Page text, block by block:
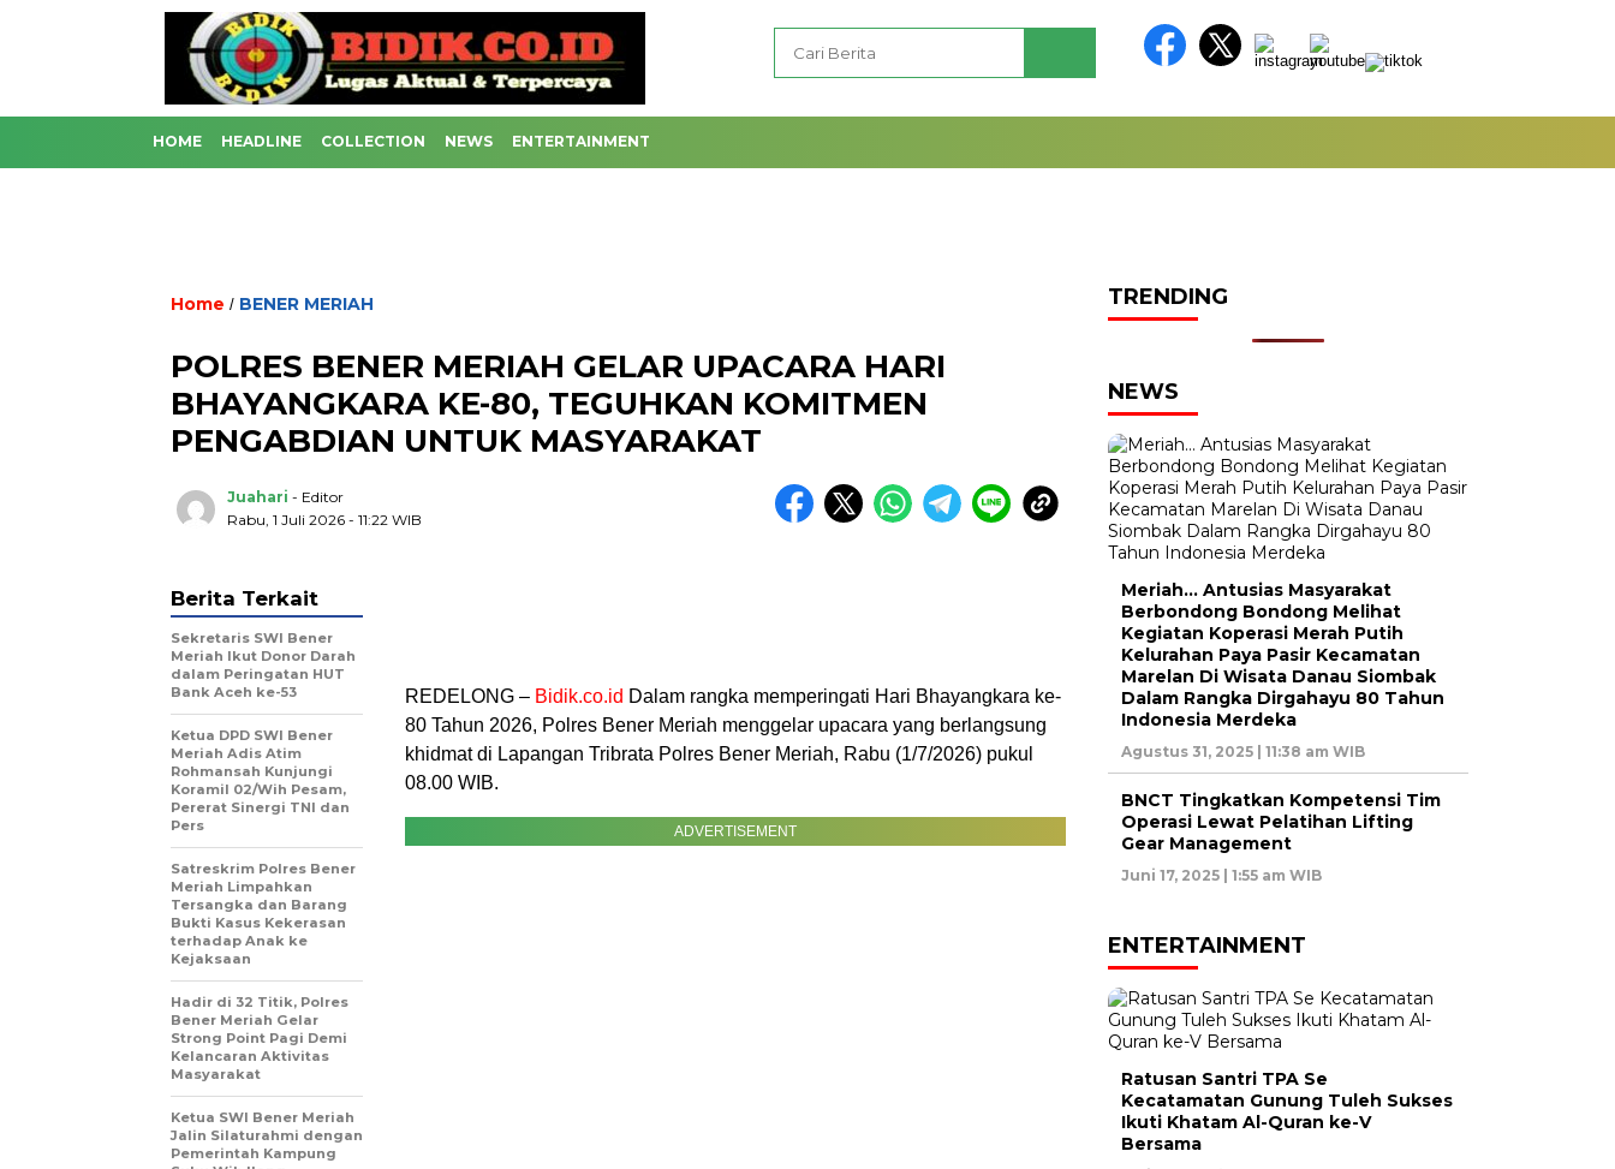
HOME HEADLINE COLLECTION NEWS ENTERTAINMENT
Home / BENER MERIAH
POLRES BENER MERIAH GELAR UPACARA HARI
BHAYANGKARA KE-80, TEGUHKAN KOMITMEN
PENGABDIAN UNTUK MASYARAKAT
Juahari - Editor
Rabu, 1 Juli 2026 - 11:22 WIB
REDELONG – Bidik.co.id Dalam rangka memperingati Hari Bhayangkara ke-
80 Tahun 2026, Polres Bener Meriah menggelar upacara yang berlangsung
khidmat di Lapangan Tribrata Polres Bener Meriah, Rabu (1/7/2026) pukul
08.00 WIB.
ADVERTISEMENT
Berita Terkait
Sekretaris SWI Bener
Meriah Ikut Donor Darah
dalam Peringatan HUT
Bank Aceh ke-53
Ketua DPD SWI Bener
Meriah Adis Atim
Rohmansah Kunjungi
Koramil 02/Wih Pesam,
Pererat Sinergi TNI dan
Pers
Satreskrim Polres Bener
Meriah Limpahkan
Tersangka dan Barang
Bukti Kasus Kekerasan
terhadap Anak ke
Kejaksaan
Hadir di 32 Titik, Polres
Bener Meriah Gelar
Strong Point Pagi Demi
Kelancaran Aktivitas
Masyarakat
Ketua SWI Bener Meriah
Jalin Silaturahmi dengan
Pemerintah Kampung
TRENDING
NEWS
Meriah… Antusias Masyarakat
Berbondong Bondong Melihat
Kegiatan Koperasi Merah Putih
Kelurahan Paya Pasir Kecamatan
Marelan Di Wisata Danau Siombak
Dalam Rangka Dirgahayu 80 Tahun
Indonesia Merdeka
Agustus 31, 2025 | 11:38 am WIB
BNCT Tingkatkan Kompetensi Tim
Operasi Lewat Pelatihan Lifting
Gear Management
Juni 17, 2025 | 1:55 am WIB
ENTERTAINMENT
Ratusan Santri TPA Se
Kecatamatan Gunung Tuleh Sukses
Ikuti Khatam Al-Quran ke-V
Bersama